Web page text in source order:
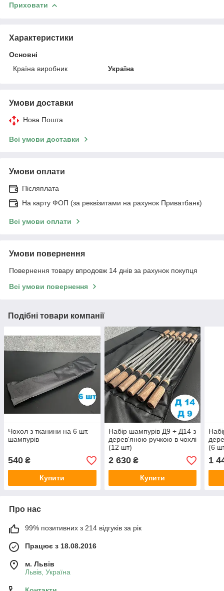
Приховати
Характеристики
Основні
Країна виробник
Україна
Умови доставки
Нова Пошта
Всі умови доставки
Умови оплати
Післяплата
На карту ФОП (за реквізитами на рахунок Приватбанк)
Всі умови оплати
Умови повернення
Повернення товару впродовж 14 днів за рахунок покупця
Всі умови повернення
Подібні товари компанії
Чохол з тканини на 6 шт.
шампурів
540 ₴
Купити
Набір шампурів Д9 + Д14 з
дерев'яною ручкою в чохлі
(12 шт)
2 630₴
Купити
(6
1
Про нас
99% позитивних з 214 відгуків за рік
Працює з 18.08.2016
м. Львів
Львів, Україна